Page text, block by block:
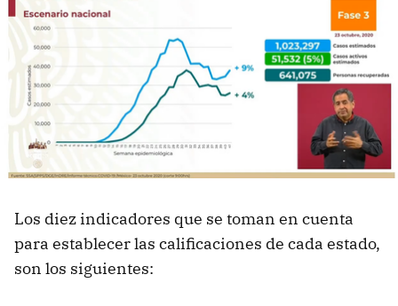
Los diez indicadores que se toman en cuenta
para establecer las calificaciones de cada estado,
son los siguientes: